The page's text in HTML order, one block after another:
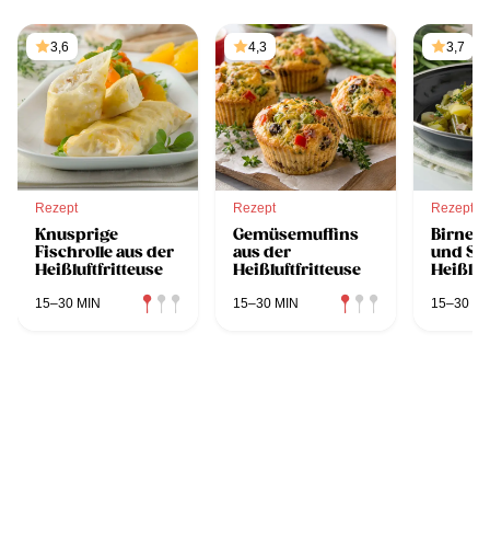
3,6
Rezept
Knusprige
Fischrolle aus der
Heißluftfritteuse
15–30 MIN
4,3
Rezept
Gemüsemuffins
aus der
Heißluftfritteuse
15–30 MIN
3,7
Rezept
und
15–30